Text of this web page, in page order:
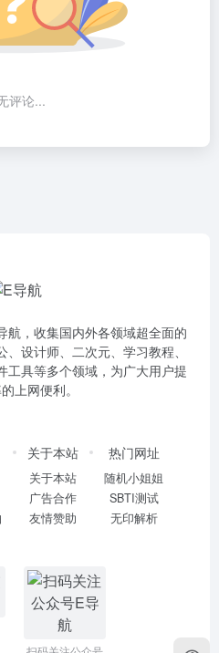
评论...
航，收集国内外各领域超全面的
设计师、二次元、学习教程、
工具等多个领域，为广大用户提
上网便利。
关于本站
关于本站
广告合作
友情赞助
热门网址
随机小姐姐
SBTI测试
无印解析